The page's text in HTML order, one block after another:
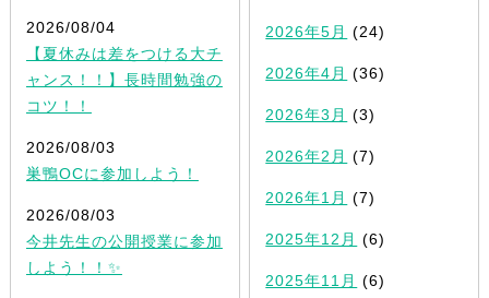
2026/08/04
【夏休みは差をつける大チ
ャンス！！】長時間勉強の
コツ！！
2026/08/03
巣鴨OCに参加しよう！
2026/08/03
今井先生の公開授業に参加
しよう！！✨
2026年5月 (24)
2026年4月 (36)
2026年3月 (3)
2026年2月 (7)
2026年1月 (7)
2025年12月 (6)
2025年11月 (6)